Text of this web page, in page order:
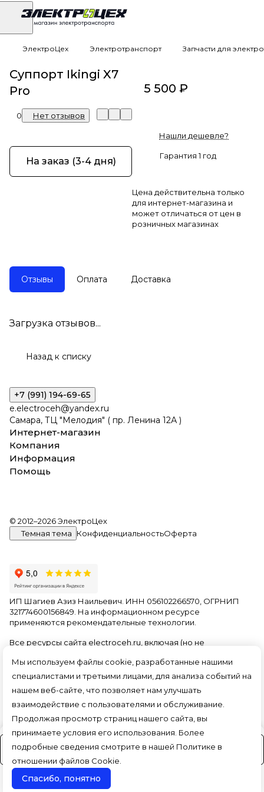
ЭлектроЦех Электротранспорт Запчасти для
Суппорт Ikingi X7
Pro
0 Нет отзывов
На заказ (3-4 дня)
5 500 ₽
Нашли дешевле?
Гарантия 1 год
Цена действительна только
для интернет-магазина и
может отличаться от цен в
розничных магазинах
Отзывы Оплата Доставка
Загрузка отзывов...
Назад к списку
Мы используем файлы cookie, разработанные нашими
специалистами и третьими лицами, для анализа событий на
нашем веб-сайте, что позволяет нам улучшать
взаимодействие с пользователями и обслуживание.
Продолжая просмотр страниц нашего сайта, вы
принимаете условия его использования. Более
подробные сведения смотрите в нашей Политике в
отношении файлов Cookie
Спасибо, понятно
На заказ (3-4 дня)
+7 (991) 194-69-65
e.electroceh@yandex.ru
Самара, ТЦ "Мелодия" ( пр. Ленина 12А )
Интернет-магазин
Компания
Информация
Помощь
© 2012–2026 ЭлектроЦех
Темная тема
КонфиденциальностьОферта
ИП Шагиев Азиз Наильевич. ИНН 056102266570, ОГРНИП
321774600156849. На информационном ресурсе
применяются рекомендательные технологии
Все ресурсы сайта electroceh.ru, включая (но не
и видео информацию, структуру, дизайн и оформление
страниц, доменное имя, фирменное наименование
являются объектами авторского права и прав на
интеллектуальную собственность, защищены российским
законодательством и международными соглашениями об
охране авторских прав.Читать далее